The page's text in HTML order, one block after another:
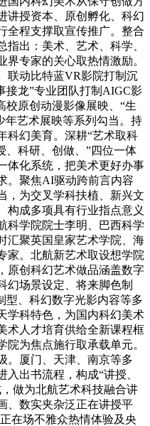
讲授资本、原创孵化、科幻
全程支撑取宣传推广。整合
指出：美术、艺术、科学、
专家的关心取热情激励。
联动比特蓝VR影院打制沉
接龙”专业团队打制AIGC影
校原创动漫影像展映、“生
年艺术展映等系列勾当。持
科幻美育。深耕“艺术取科
、科研、创做、”四位一体
体化系统，把美术更好办事
。聚焦AI驱动跨前言内容
，为交叉学科扶植、新兴文
构成多项具有行业指点意义
科学院院士李明、巴西科学
汇聚英国皇家艺术学院、海
家。北航新艺术取设想学院
原创科幻艺术做品涵盖数字
幻场景设定、将来脚色制
型、科幻数字光影内容等多
学科特色，为国内科幻美术
术人才培育供给全新课程框
为焦点施行取承载单元。
。厦门、天津、南京等多
出书流程，构成“讲授、
做为北航艺术科技融合讲
、数实夹杂泛正在讲授平
在场不雅众热情体验及央